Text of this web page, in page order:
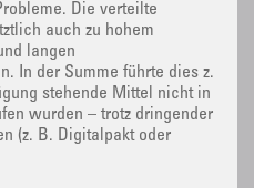
Die verteilte
auch zu hohem
langen
In der Summe führte dies z.
stehende Mittel nicht in
wurden – trotz dringender
(z. B. Digitalpakt oder